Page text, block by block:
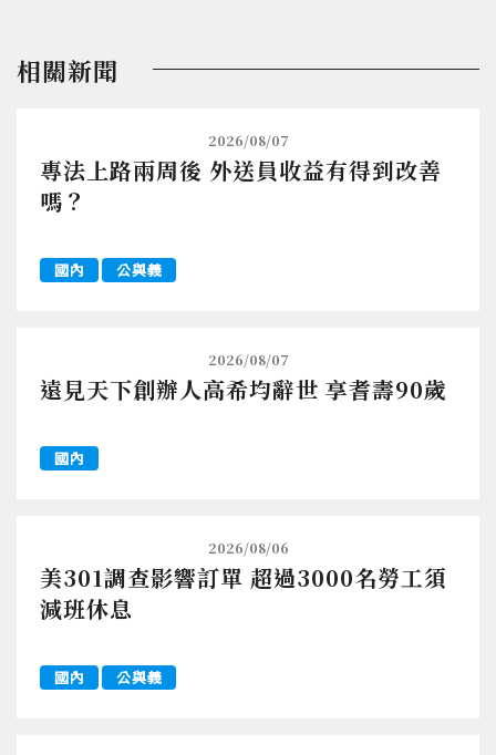
相關新聞
2026/08/07
專法上路兩周後 外送員收益有得到改善
嗎？
國內 公與義
2026/08/07
遠見天下創辦人高希均辭世 享耆壽90歲
國內
2026/08/06
美301調查影響訂單 超過3000名勞工須
減班休息
國內 公與義